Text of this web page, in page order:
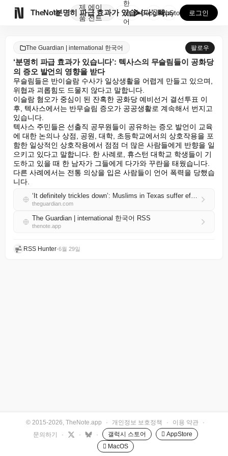
TheNote
제
품
에이
전트
‘분명히 파급 효과가 있습니다’: 텍사스의 무슬림들이 ...
한
국
어
GooglePlay
AppStore 로그인
The Guardian | international 한국어 팔로우
‘분명히 파급 효과가 있습니다’: 텍사스의 무슬림들이 공화당
의 증오 발언의 영향을 받다
무슬림들은 반이슬람 수사가 일상생활을 어렵게 만들고 있으며,
위협과 괴롭힘도 드물지 않다고 말합니다.
이슬람 혐오가 중심이 된 잔혹한 공화당 예비선거 결선투표 이
후, 텍사스에서는 반무슬림 증오가 공공생활로 계속해서 번지고
있습니다.
텍사스 주민들은 선출직 공무원들이 공유하는 증오 발언이 교육
에 대한 논의나 상점, 공원, 대학, 초등학교에서의 상호작용을 포
함한 일상적인 상호작용에서 점점 더 많은 사람들에게 반향을 일
으키고 있다고 말합니다. 한 사례로, 휴스턴 대학교 학생들이 기
도하고 있을 때 한 남자가 그들에게 다가와 꾸란을 태웠습니다.
다른 사례에서는 전통 의상을 입은 사람들이 언어 폭력을 당했습
니다.
‘It definitely trickles down’: Muslims in Texas suffer effects of Republicans’ hate speech
theguardian.com
The Guardian | international 한국어 RSS
thenote.app
RSS Hunter•6월 29일
© 2015-2026, TheNote.app · 개인정보 보호정책 · 이용 약관
·
문의하기
· · · 갤럭시 스토어
 AppStore
 MacOS